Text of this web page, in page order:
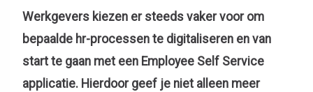
Werkgevers kiezen er steeds vaker voor om
bepaalde hr-processen te digitaliseren en van
start te gaan met een Employee Self Service
applicatie. Hierdoor geef je niet alleen meer